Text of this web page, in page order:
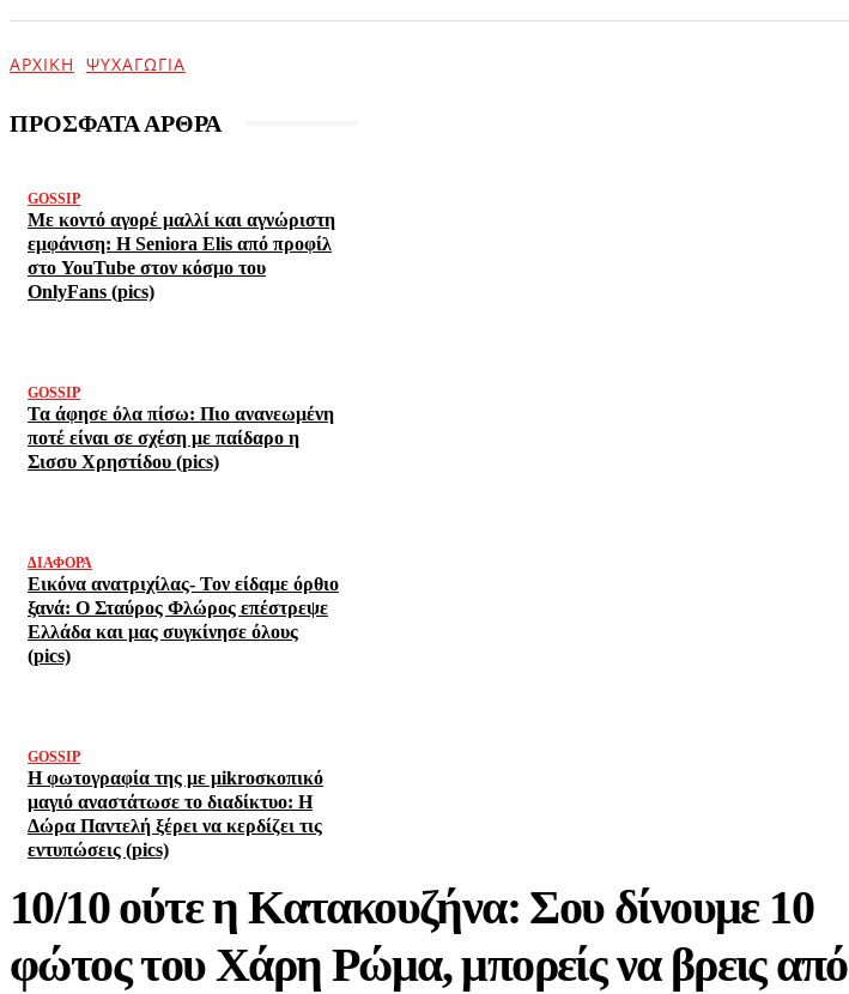
ΑΡΧΙΚΉ ΨΥΧΑΓΩΓΊΑ
ΠΡΟΣΦΑΤΑ ΑΡΘΡΑ
GOSSIP
Με κοντό αγορέ μαλλί και αγνώριστη
εμφάνιση: Η Seniora Elis από προφίλ
στο YouTube στον κόσμο του
OnlyFans (pics)
GOSSIP
Τα άφησε όλα πίσω: Πιο ανανεωμένη
ποτέ είναι σε σχέση με παίδαρο η
Σισσυ Χρηστίδου (pics)
ΔΙΆΦΟΡΑ
Εικόνα ανατριχίλας- Τον είδαμε όρθιο
ξανά: Ο Σταύρος Φλώρος επέστρεψε
Ελλάδα και μας συγκίνησε όλους
(pics)
GOSSIP
Η φωτογραφία της με μikroσκοπικό
μαγιό αναστάτωσε το διαδίκτυο: Η
Δώρα Παντελή ξέρει να κερδίζει τις
εντυπώσεις (pics)
10/10 ούτε η Κατακουζήνα: Σου δίνουμε 10
φώτος του Χάρη Ρώμα, μπορείς να βρεις από